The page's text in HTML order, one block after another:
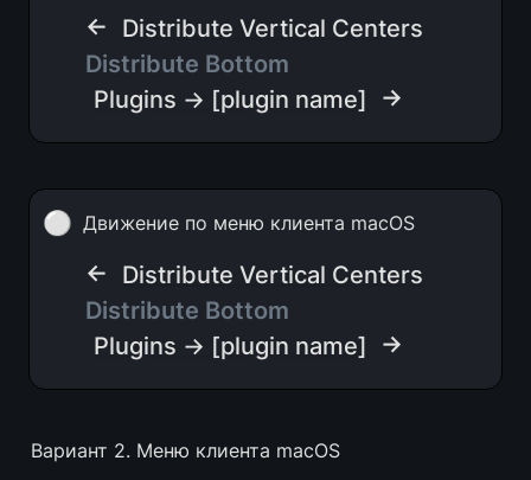
←
Distribute Vertical Centers
Distribute Bottom
Plugins → [plugin name]
→
⚪ Движение по меню клиента macOS
←
Distribute Vertical Centers
Distribute Bottom
Plugins → [plugin name]
→
Вариант 2. Меню клиента macOS